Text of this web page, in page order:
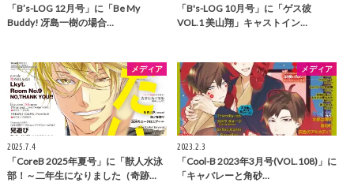
「B’s-LOG 12月号」に「Be My
Buddy! 冴島一樹の場合…
「B's-LOG 10月号」に「ゲス彼
VOL.1 美山翔」キャストイン…
メディア
2025.7.4
「CoreB 2025年夏号」に「獣人水泳
部！～二年生になりました（奇跡…
メディア
2023.2.3
「Cool-B 2023年3月号(VOL.108)」に
「キャバレーと角砂…